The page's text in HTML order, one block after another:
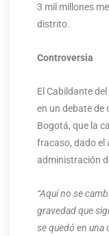
3 mil millones
distrito.
Controversia
El Cabildante
en un debate de
Bogotá, que la
fracaso, dado el
administración
“Aquí no se
gravedad que
se quedó en una